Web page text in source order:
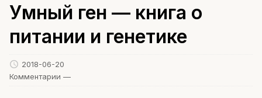
Умный ген — книга о
питании и генетике
2018-06-20
Комментарии —